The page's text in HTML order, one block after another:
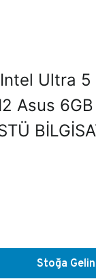
Intel Ultra 5
Asus
Stoğa